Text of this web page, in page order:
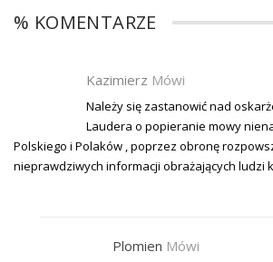
% KOMENTARZE
Kazimierz Mówi
Należy się zastanowić nad
Laudera o popieranie mowy
Polskiego i Polaków , poprzez obronę
nieprawdziwych informacji obrażających ludzi
Plomien Mówi